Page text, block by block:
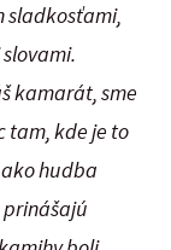
sladkosťami,
kamarát, sme
tam, kde je to
hudba